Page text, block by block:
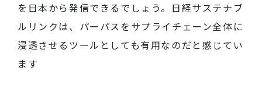
を日本から発信できるでしょう。日経サステナブ
ルリンクは、パーパスをサプライチェーン全体に
浸透させるツールとしても有用なのだと感じてい
ます